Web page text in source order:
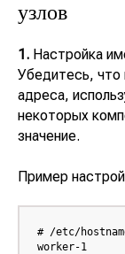
узлов
1. Настройка
Убедитесь, что
адреса,
некоторых
значение.
Пример
# /etc/
worker-1